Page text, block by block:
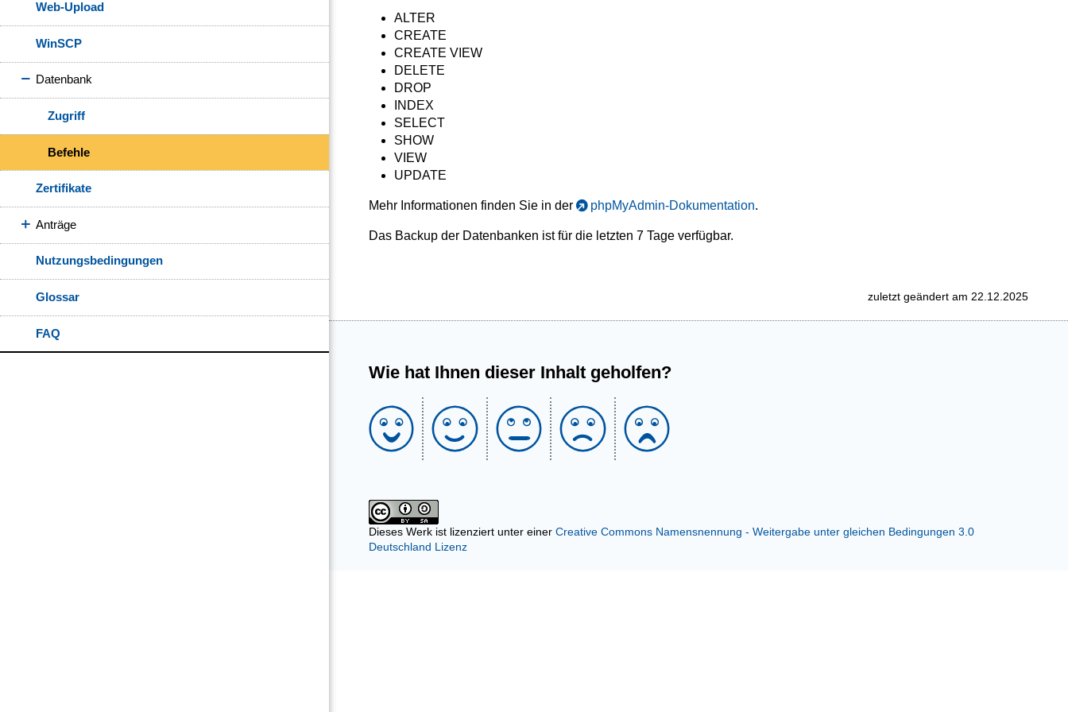
Web-Upload
WinSCP
Datenbank
Zugriff
Befehle
Zertifikate
Anträge
Nutzungsbedingungen
Glossar
FAQ
ALTER
CREATE
CREATE VIEW
DELETE
DROP
INDEX
SELECT
SHOW
VIEW
UPDATE
Mehr Informationen finden Sie in der phpMyAdmin-Dokumentation.
Das Backup der Datenbanken ist für die letzten 7 Tage verfügbar.
zuletzt geändert am 22.12.2025
Wie hat Ihnen dieser Inhalt geholfen?
Dieses Werk ist lizenziert unter einer Creative Commons Namensnennung - Weitergabe unter gleichen Bedingungen 3.0
Deutschland Lizenz